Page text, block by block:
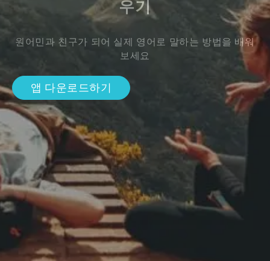
우기
원어민과 친구가 되어 실제 영어로 말하는 방법을 배워
보세요
앱 다운로드하기